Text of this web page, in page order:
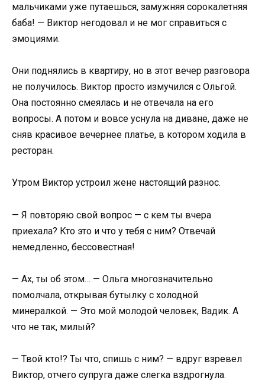
мальчиками уже путаешься, замужняя сорокалетняя
баба! — Виктор негодовал и не мог справиться с
эмоциями.
Они поднялись в квартиру, но в этот вечер разговора
не получилось. Виктор просто измучился с Ольгой.
Она постоянно смеялась и не отвечала на его
вопросы. А потом и вовсе уснула на диване, даже не
сняв красивое вечернее платье, в котором ходила в
ресторан.
Утром Виктор устроил жене настоящий разнос.
— Я повторяю свой вопрос — с кем ты вчера
приехала? Кто это и что у тебя с ним? Отвечай
немедленно, бессовестная!
— Ах, ты об этом… — Ольга многозначительно
помолчала, открывая бутылку с холодной
минералкой. — Это мой молодой человек, Вадик. А
что не так, милый?
— Твой кто!? Ты что, спишь с ним? — вдруг взревел
Виктор, отчего супруга даже слегка вздрогнула.